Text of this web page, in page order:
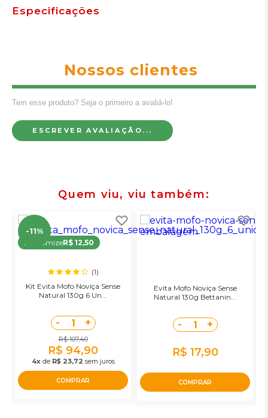
Especificações
Nossos clientes
Tem esse produto? Seja o primeiro a avaliá-lo!
ESCREVER AVALIAÇÃO...
Quem viu, viu também
-11%
EconomizeR$ 12,50
(1)
Kit Evita Mofo Noviça Sense
Natural 130g 6 Un...
- 1 +
R$ 107,40
R$ 94,90
4xde R$ 23,72 sem juros
COMPRAR
Evita Mofo Noviça Sense
Natural 130g Bettanin...
- 1 +
R$ 17,90
COMPRAR